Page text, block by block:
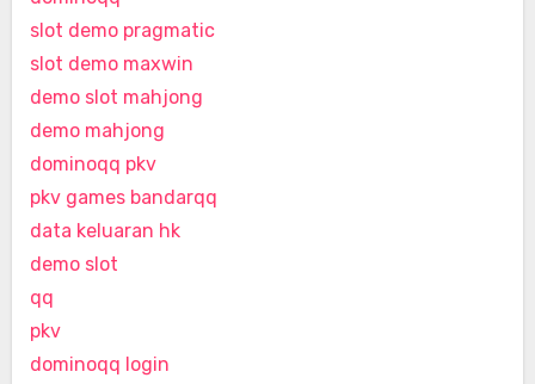
slot demo pragmatic
slot demo maxwin
demo slot mahjong
demo mahjong
dominoqq pkv
pkv games bandarqq
data keluaran hk
demo slot
qq
pkv
dominoqq login